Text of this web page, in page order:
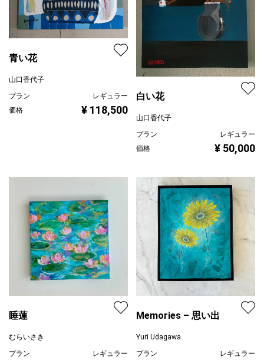
青い花
山口香代子
プラン
レギュラー
価格
¥ 118,500
白い花
山口香代子
プラン
レギュラー
価格
¥ 50,000
睡蓮
むらいさき
プラン
レギュラー
Memories – 思い出
Yuri Udagawa
プラン
レギュラー